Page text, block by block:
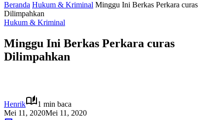
Beranda Hukum & Kriminal Minggu Ini Berkas Perkara curas
Dilimpahkan
Hukum & Kriminal
Minggu Ini Berkas Perkara curas
Dilimpahkan
Henrik
1 min baca
Mei 11, 2020Mei 11, 2020